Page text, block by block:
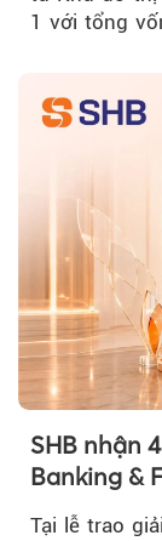
1 với tổng
SHB nhận
Banking &
Tại lễ trao